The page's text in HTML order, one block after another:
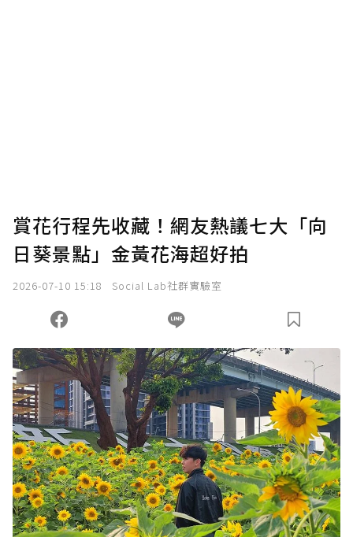
賞花行程先收藏！網友熱議七大「向
日葵景點」金黃花海超好拍
2026-07-10 15:18 Social Lab社群實驗室